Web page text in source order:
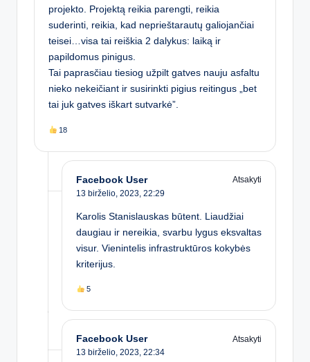
projekto. Projektą reikia parengti, reikia
suderinti, reikia, kad neprieštarautų galiojančiai
teisei…visa tai reiškia 2 dalykus: laiką ir
papildomus pinigus.
Tai paprasčiau tiesiog užpilt gatves nauju asfaltu
nieko nekeičiant ir susirinkti pigius reitingus „bet
tai juk gatves iškart sutvarkė”.
18
Facebook User
Atsakyti
13 birželio, 2023, 22:29
Karolis Stanislauskas būtent. Liaudžiai
daugiau ir nereikia, svarbu lygus eksvaltas
visur. Vienintelis infrastruktūros kokybės
kriterijus.
5
Facebook User
Atsakyti
13 birželio, 2023, 22:34